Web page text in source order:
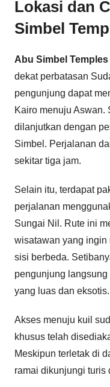
Lokasi dan
Simbel
Abu Simbel Temples
dekat perbatasan
pengunjung dapat
Kairo menuju Aswan.
dilanjutkan dengan
Simbel. Perjalanan
sekitar tiga jam.
Selain itu, terdapat
perjalanan
Sungai Nil. Rute ini
wisatawan yang ingin
sisi berbeda.
pengunjung
yang luas dan eksotis.
Akses menuju kuil
khusus telah
Meskipun terletak di
ramai dikunjungi turis